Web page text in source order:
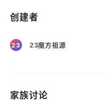
创建者
23 23魔方祖源
家族讨论